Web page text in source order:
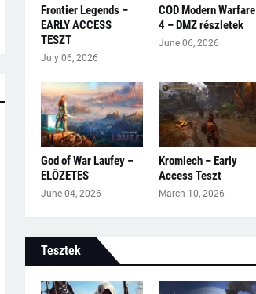
Frontier Legends –
EARLY ACCESS
TESZT
July 06, 2026
COD Modern Warfare
4 – DMZ részletek
June 06, 2026
God of War Laufey –
ELŐZETES
June 04, 2026
Kromlech – Early
Access Teszt
March 10, 2026
Tesztek